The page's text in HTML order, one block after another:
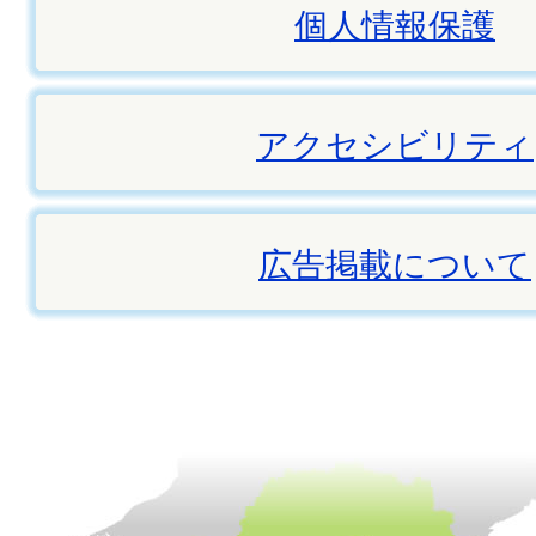
個人情報保護
アクセシビリティ
広告掲載について